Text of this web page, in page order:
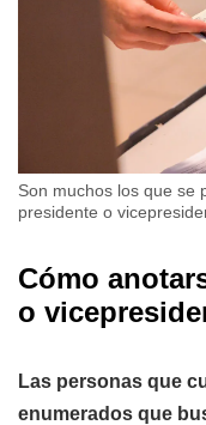
Son muchos los que se
presidente o
Cómo
o
Las personas que
enumerados que